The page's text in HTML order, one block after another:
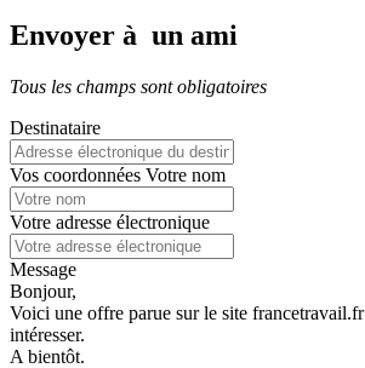
Envoyer à un ami
Tous les champs sont obligatoires
Destinataire
Vos coordonnées Votre nom
Votre adresse électronique
Message
Bonjour,
Voici une offre parue sur le site
intéresser.
A bientôt.